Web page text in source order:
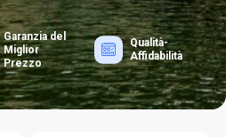
Garanzia del
Miglior
Prezzo
Qualità-
Affidabilità